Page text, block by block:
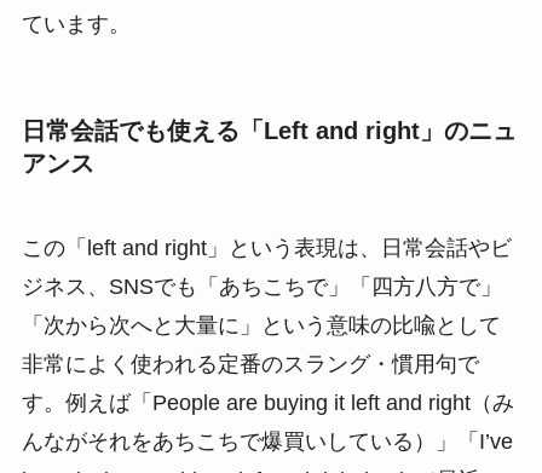
ています。
日常会話でも使える「Left and right」のニュ
アンス
この「left and right」という表現は、日常会話やビ
ジネス、SNSでも「あちこちで」「四方八方で」
「次から次へと大量に」という意味の比喩として
非常によく使われる定番のスラング・慣用句で
す。例えば「People are buying it left and right（み
んながそれをあちこちで爆買いしている）」「I’ve